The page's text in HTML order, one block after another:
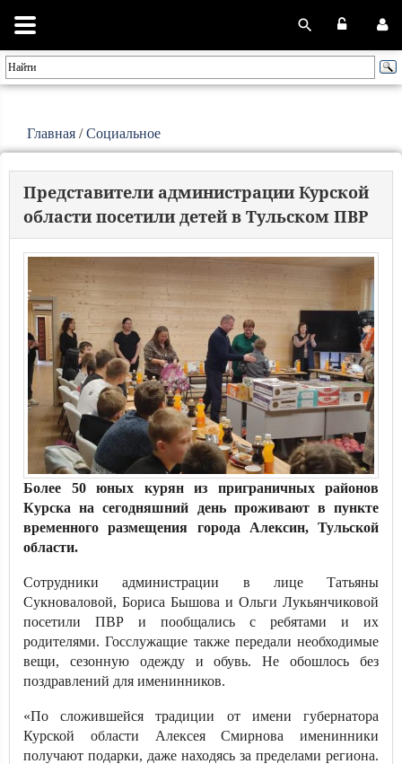
Главная /Социальное
Представители администрации Курской
области посетили детей в Тульском ПВР
Более 50 юных курян из приграничных районов
Курска на сегодняшний день проживают в пункте
временного размещения города Алексин, Тульской
области.
Сотрудники администрации в лице Татьяны
Сукноваловой, Бориса Бышова и Ольги Лукьянчиковой
посетили ПВР и пообщались с ребятами и их
родителями. Госслужащие также передали необходимые
вещи, сезонную одежду и обувь. Не обошлось без
поздравлений для именинников.
«По сложившейся традиции от имени губернатора
Курской области Алексея Смирнова именинники
получают подарки, даже находясь за пределами региона.